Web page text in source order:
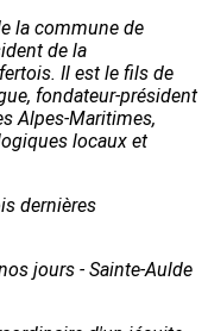
la commune de
de la
Il est le fils de
fondateur-président
Alpes-Maritimes,
locaux et
dernières
jours - Sainte-Aulde